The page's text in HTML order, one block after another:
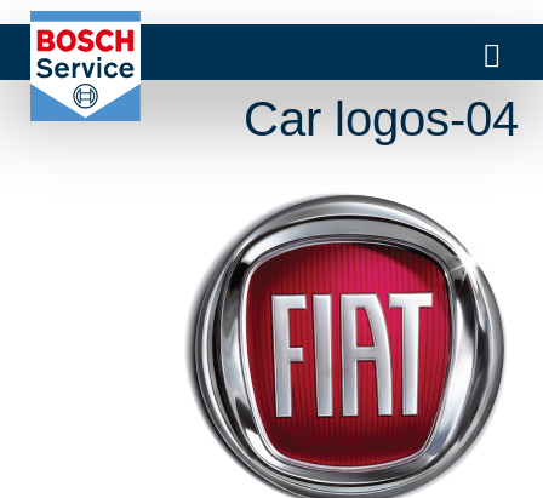
Car logos-04